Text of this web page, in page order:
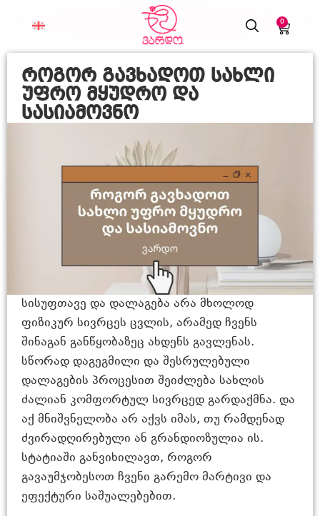
0
როგორ გავხადოთ სახლი
უფრო მყუდრო და
სასიამოვნო
სისუფთავე და დალაგება არა მხოლოდ
ფიზიკურ სივრცეს ცვლის, არამედ ჩვენს
შინაგან განწყობაზეც ახდენს გავლენას.
სწორად დაგეგმილი და შესრულებული
დალაგების პროცესით შეიძლება სახლის
ძალიან კომფორტულ სივრცედ გარდაქმნა. და
აქ მნიშვნელობა არ აქვს იმას, თუ რამდენად
ძვირადღირებული ან გრანდიოზულია ის.
სტატიაში განვიხილავთ, როგორ
გავაუმჯობესოთ ჩვენი გარემო მარტივი და
ეფექტური საშუალებებით.